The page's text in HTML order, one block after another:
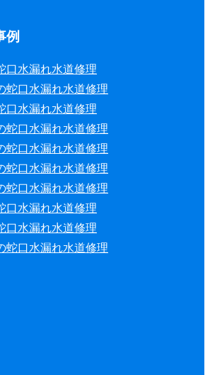
例
口水漏れ水道修理
蛇口水漏れ水道修理
口水漏れ水道修理
蛇口水漏れ水道修理
蛇口水漏れ水道修理
蛇口水漏れ水道修理
蛇口水漏れ水道修理
口水漏れ水道修理
口水漏れ水道修理
蛇口水漏れ水道修理